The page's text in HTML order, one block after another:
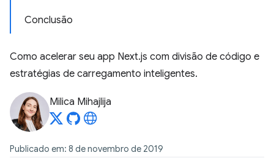
Conclusão
Como acelerar seu app Next.js com divisão de código e
estratégias de carregamento inteligentes.
Milica Mihajlija
Publicado em: 8 de novembro de 2019